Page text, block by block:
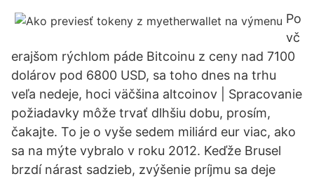
Po
vč
erajšom rýchlom páde Bitcoinu z ceny nad 7100
dolárov pod 6800 USD, sa toho dnes na trhu
veľa nedeje, hoci väčšina altcoinov | Spracovanie
požiadavky môže trvať dlhšiu dobu, prosím,
čakajte. To je o vyše sedem miliárd eur viac, ako
sa na mýte vybralo v roku 2012. Keďže Brusel
brzdí nárast sadzieb, zvýšenie príjmu sa deje